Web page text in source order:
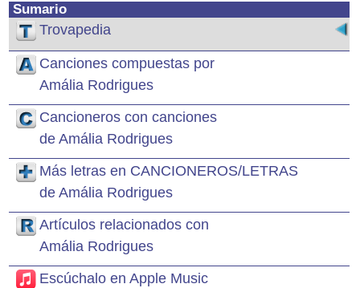
Sumario
Trovapedia
Canciones compuestas por
Amália Rodrigues
Cancioneros con canciones
de Amália Rodrigues
Más letras en CANCIONEROS/LETRAS
de Amália Rodrigues
Artículos relacionados con
Amália Rodrigues
Escúchalo en Apple Music